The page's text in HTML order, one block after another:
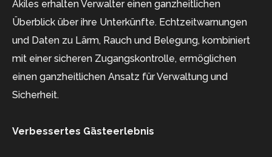
Akiles erhalten Verwalter einen ganzheitlichen
Überblick über ihre Unterkünfte. Echtzeitwarnungen
und Daten zu Lärm, Rauch und Belegung, kombiniert
mit einer sicheren Zugangskontrolle, ermöglichen
einen ganzheitlichen Ansatz für Verwaltung und
Sicherheit.
Verbessertes Gästeerlebnis